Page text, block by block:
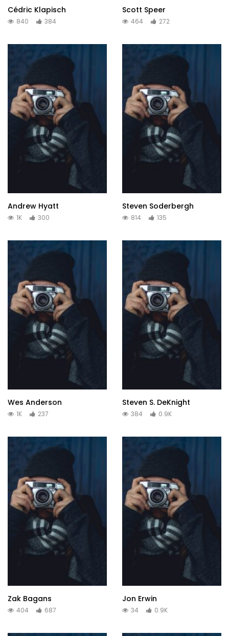
Cédric Klapisch
840 384
Scott Speer
464 272
Andrew Hyatt
1K 300
Steven Soderbergh
814 135
Wes Anderson
1K 237
Steven S. DeKnight
384 0.9K
Zak Bagans
404 687
Jon Erwin
34 0.9K